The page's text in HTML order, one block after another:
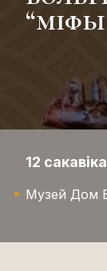
12
Музей Дом